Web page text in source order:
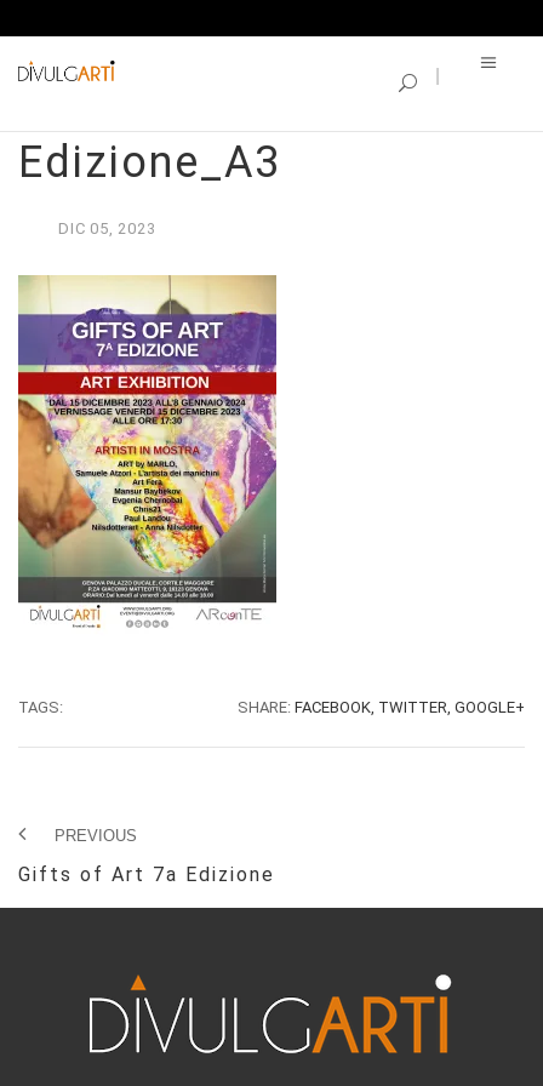
Edizione_A3
DIC 05, 2023
TAGS: SHARE: FACEBOOK, TWITTER, GOOGLE+
PREVIOUS
Gifts of Art 7a Edizione